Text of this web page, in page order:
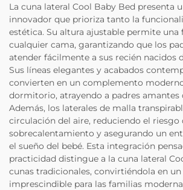
La cuna lateral Cool Baby Bed presenta
innovador que prioriza tanto la
estética. Su altura ajustable permite una
cualquier cama, garantizando que los
atender fácilmente a sus recién nacidos
Sus líneas elegantes y acabados
convierten en un complemento
dormitorio, atrayendo a padres amantes
Además, los laterales de malla
circulación del aire, reduciendo el riesgo
sobrecalentamiento y asegurando un
el sueño del bebé. Esta integración
practicidad distingue a la cuna lateral
cunas tradicionales, convirtiéndola en
imprescindible para las familias